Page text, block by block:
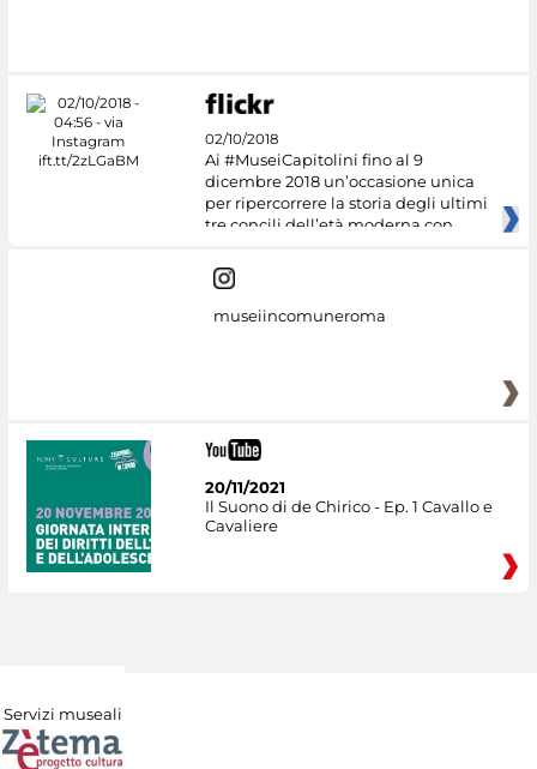
02/10/2018
Ai #MuseiCapitolini fino al 9
dicembre 2018 un’occasione unica
per ripercorrere la storia degli ultimi
tre concili dell’età moderna con
museiincomuneroma
20/11/2021
Il Suono di de Chirico - Ep. 1 Cavallo e
Cavaliere
Servizi museali